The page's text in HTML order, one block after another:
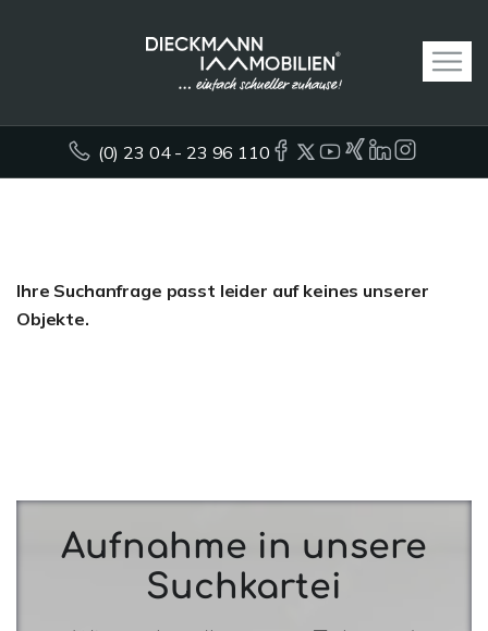
(0) 23 04 - 23 96 110
Ihre Suchanfrage passt leider auf keines unserer
Objekte.